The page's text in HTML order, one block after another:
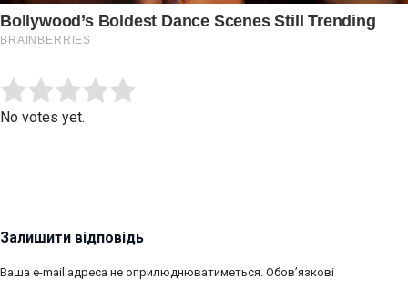
Rate this item:
No votes yet.
Залишити відповідь
Ваша e-mail адреса не оприлюднюватиметься. Обов’язкові